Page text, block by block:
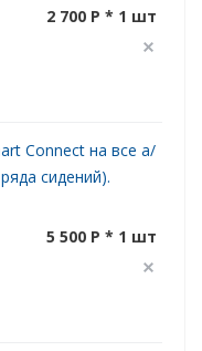
2 700 P * 1 шт
Connect на все а/
сидений).
5 500 P * 1 шт